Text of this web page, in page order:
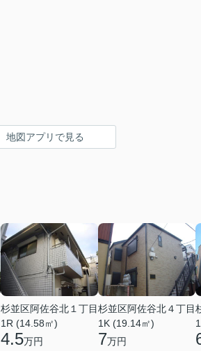
地図アプリで見る
杉並区阿佐谷北１丁目
1R (14.58㎡)
4.5万円
杉並区阿佐谷北４丁目
1K (19.14㎡)
7万円